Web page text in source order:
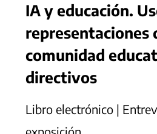
IA y educación.
representaciones
comunidad
directivos
Libro electrónico |